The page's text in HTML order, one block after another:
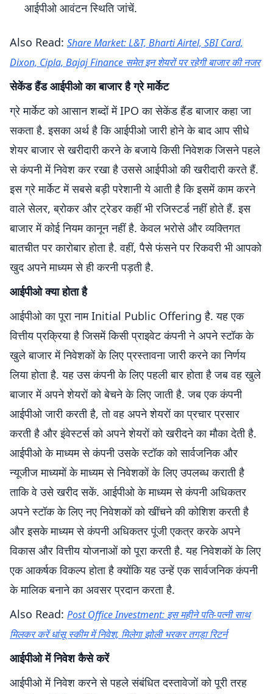
आईपीओ आवंटन स्थिति जांचें.
Also Read: Share Market: L&T, Bharti Airtel, SBI Card,
Dixon, Cipla, Bajaj Finance समेत इन शेयरों पर रहेगी बाजार की नजर
सेकेंड हैंड आईपीओ का बाजार है ग्रे मार्केट
ग्रे मार्केट को आसान शब्दों में IPO का सेकेंड हैंड बाजार कहा जा
सकता है. इसका अर्थ है कि आईपीओ जारी होने के बाद आप सीधे
शेयर बाजार से खरीदारी करने के बजाये किसी निवेशक जिसने पहले
से कंपनी में निवेश कर रखा है उससे आईपीओ की खरीदारी करते हैं.
इस ग्रे मार्केट में सबसे बड़ी परेशानी ये आती है कि इसमें काम करने
वाले सेलर, ब्रोकर और ट्रेडर कहीं भी रजिस्टर्ड नहीं होते हैं. इस
बाजार में कोई नियम कानून नहीं है. केवल भरोसे और व्यक्तिगत
बातचीत पर कारोबार होता है. वहीं, पैसे फंसने पर रिकवरी भी आपको
खुद अपने माध्यम से ही करनी पड़ती है.
आईपीओ क्या होता है
आईपीओ का पूरा नाम Initial Public Offering है. यह एक
वित्तीय प्रक्रिया है जिसमें किसी प्राइवेट कंपनी ने अपने स्टॉक के
खुले बाजार में निवेशकों के लिए प्रस्तावना जारी करने का निर्णय
लिया होता है. यह उस कंपनी के लिए पहली बार होता है जब वह खुले
बाजार में अपने शेयरों को बेचने के लिए जाती है. जब एक कंपनी
आईपीओ जारी करती है, तो वह अपने शेयरों का प्रचार प्रसार
करती है और इंवेस्टर्स को अपने शेयरों को खरीदने का मौका देती है.
आईपीओ के माध्यम से कंपनी उसके स्टॉक को सार्वजनिक और
न्यूजीज माध्यमों के माध्यम से निवेशकों के लिए उपलब्ध कराती है
ताकि वे उसे खरीद सकें. आईपीओ के माध्यम से कंपनी अधिकतर
अपने स्टॉक के लिए नए निवेशकों को खींचने की कोशिश करती है
और इसके माध्यम से कंपनी अधिकतर पूंजी एकत्र करके अपने
विकास और वित्तीय योजनाओं को पूरा करती है. यह निवेशकों के लिए
एक आकर्षक विकल्प होता है क्योंकि यह उन्हें एक सार्वजनिक कंपनी
के मालिक बनाने का अवसर प्रदान करता है.
Also Read: Post Office Investment: इस महीने पति-पत्नी साथ
मिलकर करें धांसू स्कीम में निवेश, मिलेगा झोली भरकर तगड़ा रिटर्न
आईपीओ में निवेश कैसे करें
आईपीओ में निवेश करने से पहले संबंधित दस्तावेजों को पूरी तरह